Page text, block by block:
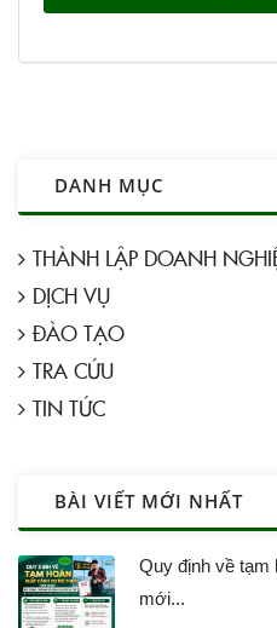
DANH MỤC
THÀNH LẬP DOANH
DỊCH VỤ
ĐÀO TẠO
TRA CỨU
TIN TỨC
BÀI VIẾT MỚI NHẤT
Quy định về tạm
mới...